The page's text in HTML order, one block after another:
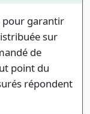
pour garantir
sur
de
point du
répondent